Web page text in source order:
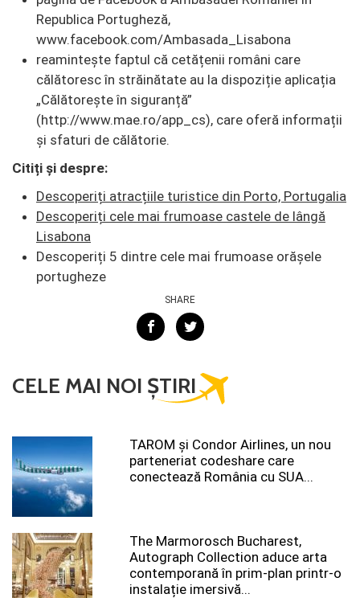
Republica Portugheză,
www.facebook.com/Ambasada_Lisabona
reamintește faptul că cetățenii români care
călătoresc în străinătate au la dispoziție aplicația
„Călătorește în siguranță”
(http://www.mae.ro/app_cs), care oferă informații
şi sfaturi de călătorie.
Citiți și despre:
Descoperiți atracțiile turistice din Porto, Portugalia
Descoperiți cele mai frumoase castele de lângă
Lisabona
Descoperiți 5 dintre cele mai frumoase orășele
portugheze
SHARE
CELE MAI NOI ȘTIRI
TAROM şi Condor Airlines, un nou
parteneriat codeshare care
conectează România cu SUA...
The Marmorosch Bucharest,
Autograph Collection aduce arta
contemporană în prim-plan printr-o
instalație imersivă...